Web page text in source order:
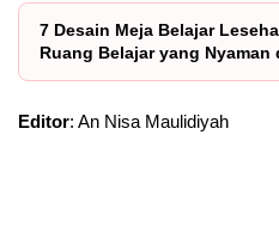
7 Desain Meja Belajar
Ruang Belajar yang Nyaman
Editor: An Nisa Maulidiyah